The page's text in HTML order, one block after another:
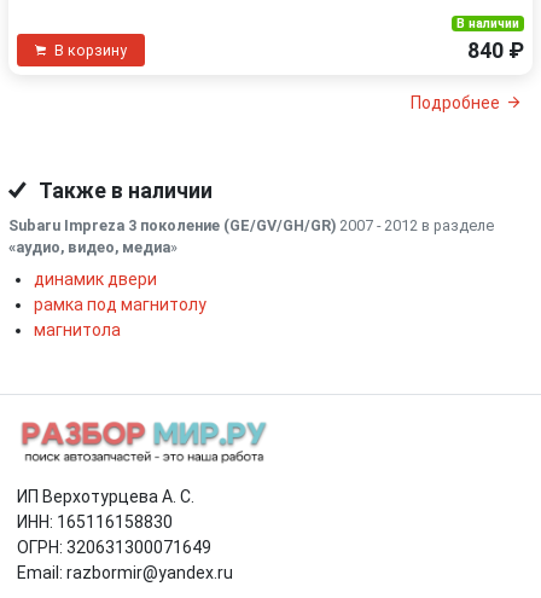
В корзину
В наличии
840 ₽
Подробнее
Также в наличии
Subaru Impreza 3 поколение (GE/GV/GH/GR) 2007 - 2012 в разделе
«аудио, видео, медиа»
динамик двери
рамка под магнитолу
магнитола
ИП Верхотурцева А. С.
ИНН: 165116158830
ОГРН: 320631300071649
Email: razbormir@yandex.ru